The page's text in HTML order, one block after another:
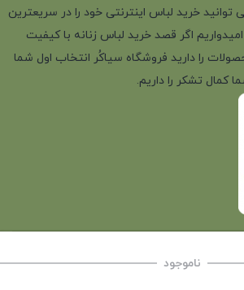
ناموجود
خرید لباس اینترنتی خود را در سریعترین
اگر قصد خرید لباس زنانه با کیفیت
را دارید فروشگاه سیاکُر انتخاب اول شما
کمال تشکر را داریم.